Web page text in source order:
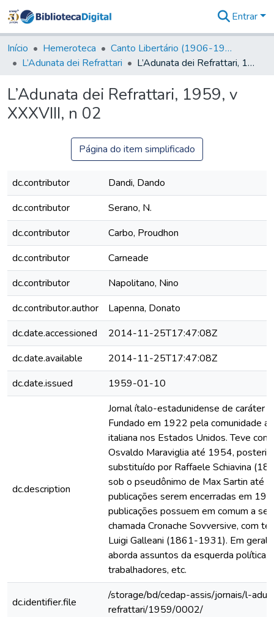
&
Coleções
Tudo na
Digital
Entrar
Início Hemeroteca
Canto Libertário (1906-1995)
L’Adunata dei Refrattari
L’Adunata dei Refrattari, 1959, v XXXVIII, n 02
L’Adunata dei Refrattari, 1959, v
XXXVIII, n 02
Página do item simplificado
dc.contributor
Dandi, Dando
dc.contributor
Serano, N.
dc.contributor
Carbo, Proudhon
dc.contributor
Carneade
dc.contributor
Napolitano, Nino
dc.contributor.author
Lapenna, Donato
dc.date.accessioned
2014-11-25T17:47:08Z
dc.date.available
2014-11-25T17:47:08Z
dc.date.issued
1959-01-10
dc.description
Jornal ítalo-estadunidense de caráter
Fundado em 1922 pela comunidade
italiana nos Estados Unidos. Teve
Osvaldo Maraviglia até 1954,
substituído por Raffaele Schiavina
sob o pseudônimo de Max Sartin até
publicações serem encerradas em
publicações possuem em comum a
chamada Cronache Sovversive, com
Luigi Galleani (1861-1931). Em geral,
aborda assuntos da esquerda política,
trabalhadores, etc.
dc.identifier.file
/storage/bd/cedap-assis/jornais/l-
refrattari/1959/0002/